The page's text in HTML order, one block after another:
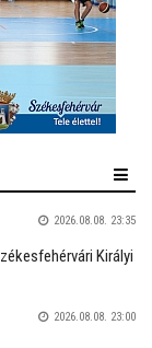
2026.08.08. 23:35
Királyi
2026.08.08. 23:00